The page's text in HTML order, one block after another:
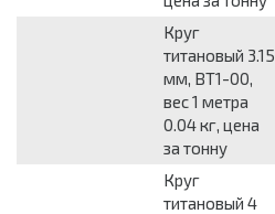
Круг
титановый 3.15
мм, ВТ1-00,
вес 1 метра
0.04 кг, цена
за тонну
Круг
титановый 4